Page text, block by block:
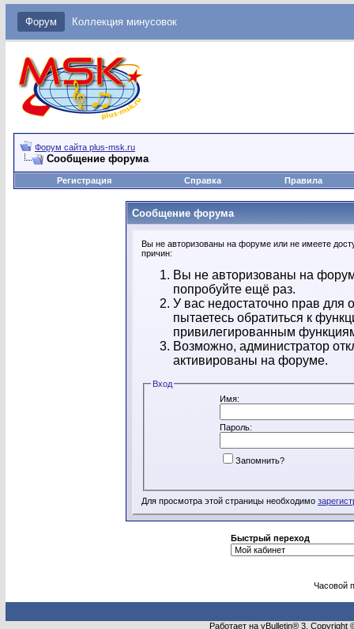
Форум Коллекция минусовок
Форум сайта plus-msk.ru
Сообщение форума
Регистрация Справка Правила
Сообщение форума
Вы не авторизованы на форуме или не имеете
причин:
Вы не авторизованы на
попробуйте ещё раз.
У вас недостаточно прав
пытаетесь обратиться к
привилегированным
Возможно, администратор
активированы на форуме.
Вход
Имя:
Пароль:
Запомнить?
Для просмотра этой страницы необходимо
Быстрый переход
Часовой
Работает на vBulletin® 3.